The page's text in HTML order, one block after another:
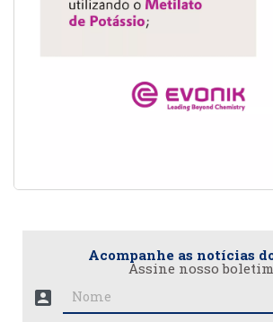
Acompanhe as notícias
Assine nosso boletim
account_box